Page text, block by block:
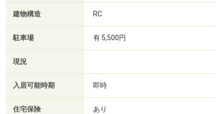
建物構造 RC
駐車場 有 5,500円
現況
入居可能時期 即時
住宅保険 あり